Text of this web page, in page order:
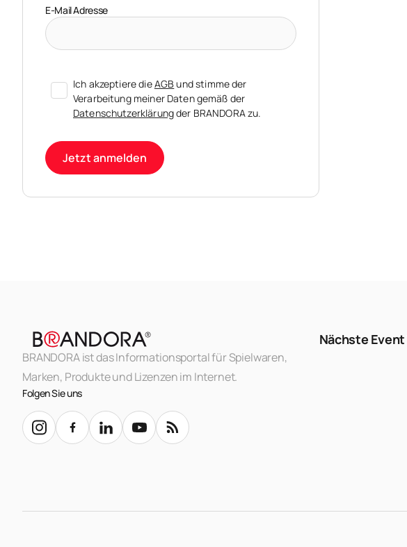
E-Mail Adresse
Ich akzeptiere dieAGBund stimme der
Verarbeitung meiner Daten gemäß der
Datenschutzerklärungder BRANDORA zu.
Jetzt anmelden
BRANDORA ist das Informationsportal für Spielwaren,
Marken, Produkte und Lizenzen im Internet.
Folgen Sie uns
Nächste